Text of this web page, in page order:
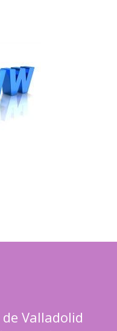
Valladolid